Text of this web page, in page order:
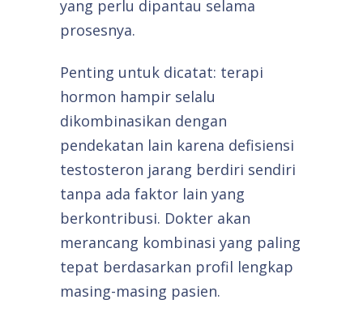
yang perlu dipantau selama
prosesnya.
Penting untuk dicatat: terapi
hormon hampir selalu
dikombinasikan dengan
pendekatan lain karena defisiensi
testosteron jarang berdiri sendiri
tanpa ada faktor lain yang
berkontribusi. Dokter akan
merancang kombinasi yang paling
tepat berdasarkan profil lengkap
masing-masing pasien.